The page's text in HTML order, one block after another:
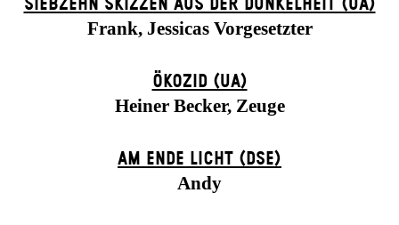
SIEBZEHN SKIZZEN AUS DER DUNKELHEIT (UA)
Frank, Jessicas Vorgesetzter
ÖKOZID (UA)
Heiner Becker, Zeuge
AM ENDE LICHT (DSE)
Andy